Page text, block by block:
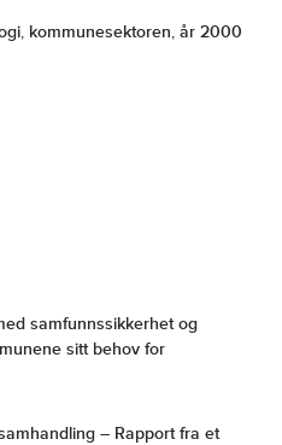
, kommunesektoren, år 2000
samfunnssikkerhet og
sitt behov for
– Rapport fra et